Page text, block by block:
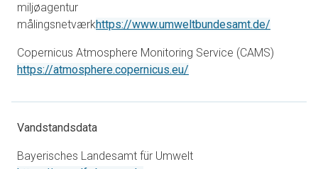
miljøagentur
målingsnetværkhttps://www.umweltbundesamt.de/
Copernicus Atmosphere Monitoring Service (CAMS)
https://atmosphere.copernicus.eu/
Vandstandsdata
Bayerisches Landesamt für Umwelt